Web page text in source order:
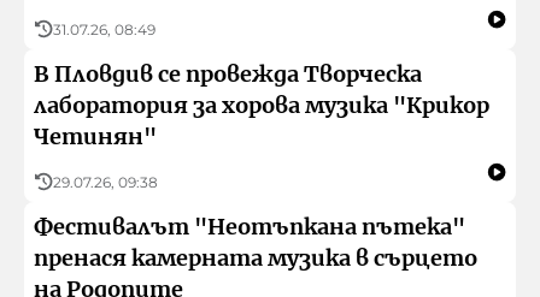
31.07.26, 08:49
В Пловдив се провежда Творческа
лаборатория за хорова музика "Крикор
Четинян"
29.07.26, 09:38
Фестивалът "Неотъпкана пътека"
пренася камерната музика в сърцето
на Родопите